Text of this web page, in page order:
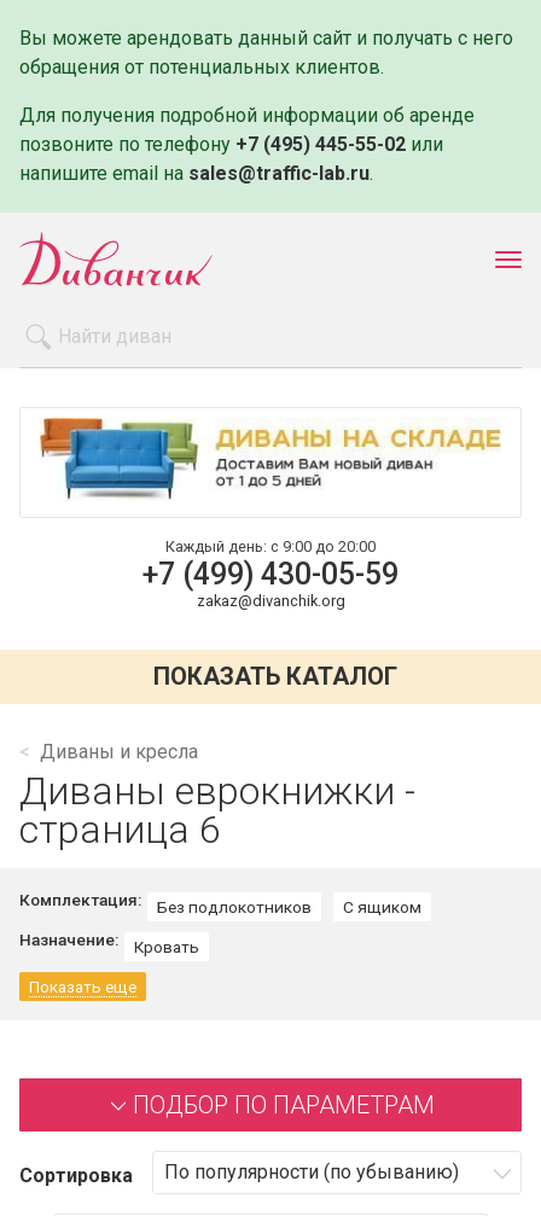
Вы можете арендовать данный сайт и получать с него
обращения от потенциальных клиентов.
Для получения подробной информации об аренде
позвоните по телефону +7 (495) 445-55-02 или
напишите email на sales@traffic-lab.ru.
Оплата и доставка
Контакты
Каждый день: с 9:00 до 20:00
+7 (499) 430-05-59
zakaz@divanchik.org
ПОКАЗАТЬ КАТАЛОГ
Диваны и кресла
Диваны еврокнижки -
страница 6
Комплектация: Без подлокотников
С ящиком
Назначение:
Кровать
Показать еще
ПОДБОР ПО ПАРАМЕТРАМ
Сортировка